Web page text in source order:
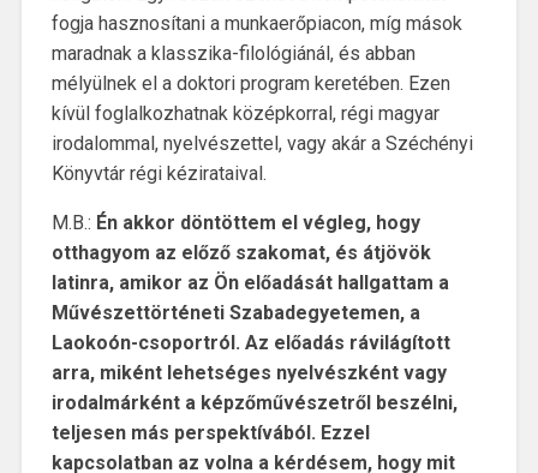
fogja hasznosítani a munkaerőpiacon, míg mások
maradnak a klasszika-filológiánál, és abban
mélyülnek el a doktori program keretében. Ezen
kívül foglalkozhatnak középkorral, régi magyar
irodalommal, nyelvészettel, vagy akár a Széchényi
Könyvtár régi kézirataival.
M.B.: Én akkor döntöttem el végleg, hogy
otthagyom az előző szakomat, és átjövök
latinra, amikor az Ön előadását hallgattam a
Művészettörténeti Szabadegyetemen, a
Laokoón-csoportról. Az előadás rávilágított
arra, miként lehetséges nyelvészként vagy
irodalmárként a képzőművészetről beszélni,
teljesen más perspektívából. Ezzel
kapcsolatban az volna a kérdésem, hogy mit